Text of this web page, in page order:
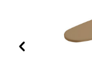
Προηγούμενο